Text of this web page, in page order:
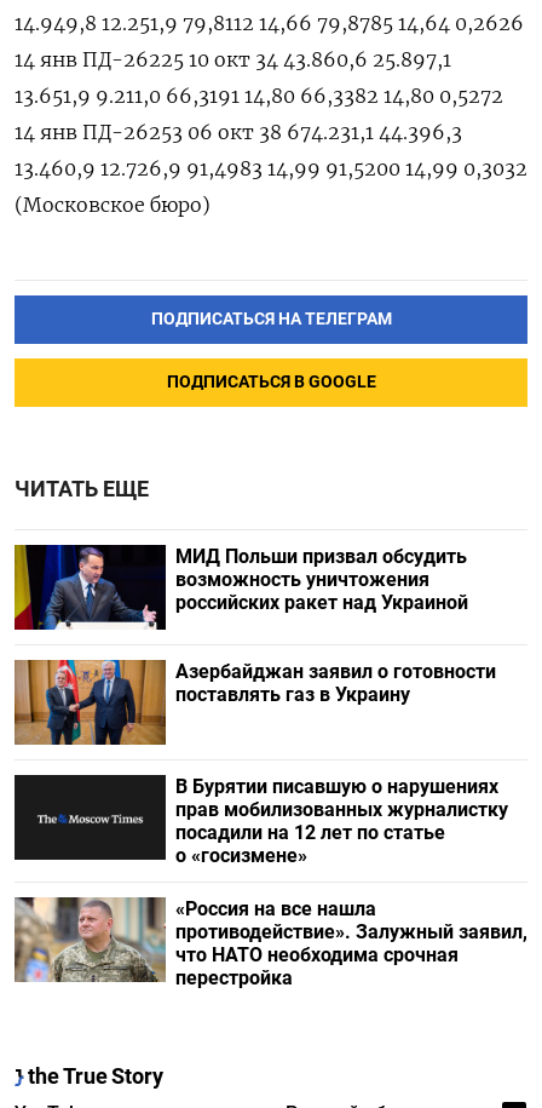
14.949,8 12.251,9 79,8112 14,66 79,8785 14,64 0,2626
14 янв ПД-26225 10 окт 34 43.860,6 25.897,1
13.651,9 9.211,0 66,3191 14,80 66,3382 14,80 0,5272
14 янв ПД-26253 06 окт 38 674.231,1 44.396,3
13.460,9 12.726,9 91,4983 14,99 91,5200 14,99 0,3032
(Московское бюро)
ПОДПИСАТЬСЯ НА ТЕЛЕГРАМ
ПОДПИСАТЬСЯ В GOOGLE
ЧИТАТЬ ЕЩЕ
МИД Польши призвал обсудить
возможность уничтожения
российских ракет над Украиной
Азербайджан заявил о готовности
поставлять газ в Украину
В Бурятии писавшую о нарушениях
прав мобилизованных журналистку
посадили на 12 лет по статье
о «госизмене»
«Россия на все нашла
противодействие». Залужный заявил,
что НАТО необходима срочная
перестройка